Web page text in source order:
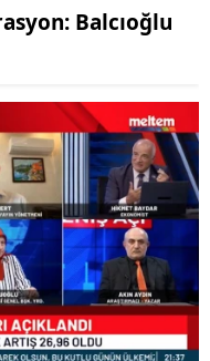
Balcıoğlu